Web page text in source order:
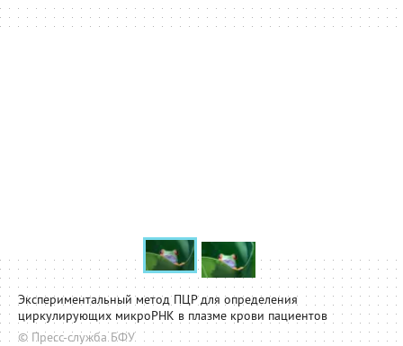
Экспериментальный метод ПЦР для определения
циркулирующих микроРНК в плазме крови пациентов
© Пресс-служба БФУ